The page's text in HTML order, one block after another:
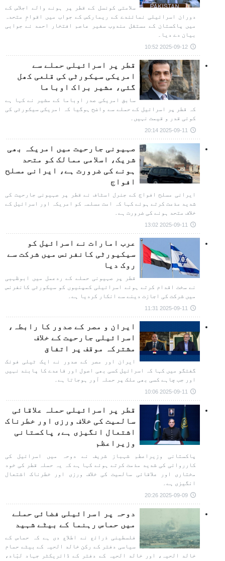
سلامتی کونسل کے قطر پر ہونے والے اجلاس کے
دوران اسرائیلی نمائندے کے ریمارکس کے جواب میں اقوامِ متحدہ
میں پاکستان کے مستقل مندوب سفیر عاصم افتخار احمد نے جوابی
بیان دے دیا۔
2025-09-12 10:52
قطر پر اسرائیلی حملے سے
امریکی سیکورٹی کی قلعی کھل
گئی، مشیر براک اوباما
سابق امریکی صدر اوباما کے مشیر نے کہا ہے
کہ قطر پر اسرائیل کے حملے سے واضح ہوگیا کہ امریکی سیکورٹی کی
کوئی قدر و قیمت نہیں۔
2025-09-11 20:14
صہیونی جارحیت میں امریکہ بھی
شریک، اسلامی ممالک کو متحد
ہونے کی ضرورت ہے، ایرانی مسلح
افواج
ایرانی مسلح افواج کے جنرل اسٹاف نے قطر پر صہیونی جارحیت کی
شدید مذمت کرتے ہوئے کہا کہ امت مسلمہ کو امریکہ اور اسرائیل کے
خلاف متحد ہونے کی ضرورت ہے۔
2025-09-11 13:02
عرب امارات نے اسرائیل کو
سیکیورٹی کانفرنس میں شرکت سے
روک دیا
قطر پر صہیونی حملے کے ردعمل میں ابوظہبی
نے سخت اقدام کرتے ہوئے اسرائیلی کمپنیوں کو سیکورٹی کانفرنس
میں شرکت کی اجازت دینے سے انکار کردیا ہے۔
2025-09-11 11:31
ایران و مصر کے صدور کا رابطہ،
اسرائیلی جارحیت کے خلاف
مشترکہ موقف پر اتفاق
ایران اور مصر کے صدور نے ایک ٹیلی فونک
گفتگو میں کہا کہ اسرائیل کسی بھی اصول اور قاعدے کا پابند نہیں
اور جب چاہے کسی بھی ملک پر حملہ آور ہوجاتا ہے۔
2025-09-11 10:06
قطر پر اسرائیلی حملہ علاقائی
سالمیت کی خلاف ورزی اور خطرناک
اشتعال انگیزی ہے، پاکستانی
وزیراعظم
پاکستانی وزیراعطم شہباز شریف نے دوحہ میں اسرائیل کی
کارروائی کی شدید مذمت کرتے ہوئے کہا ہے کہ یہ حملہ قطر کی خود
مختاری اور علاقائی سالمیت کی خلاف ورزی اور خطرناک اشتعال
انگیزی ہے۔
2025-09-09 20:26
دوحہ پر اسرائیلی فضائی حملے
میں حماس رہنما کے بیٹے شہید
فلسطینی ذرائع نے اطلاع دی ہے کہ حماس کے
سیاسی دفتر کے رکن خالد الحیہ کے بیٹے حمام
خالد الحیہ، اور خالد الحیہ کے دفتر کے ڈائریکٹر جہاد لبّاد،